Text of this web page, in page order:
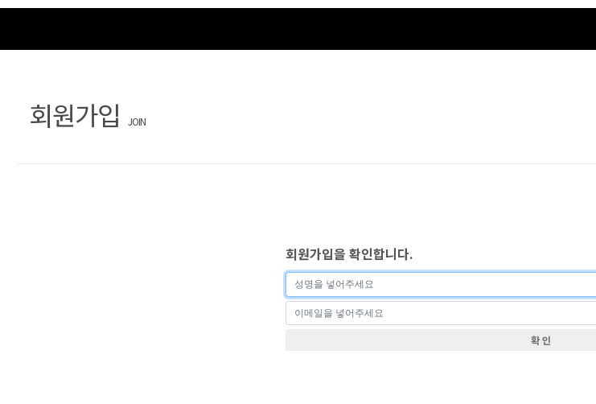
회원가입 JOIN
회원가입을 확인합니다.
확 인